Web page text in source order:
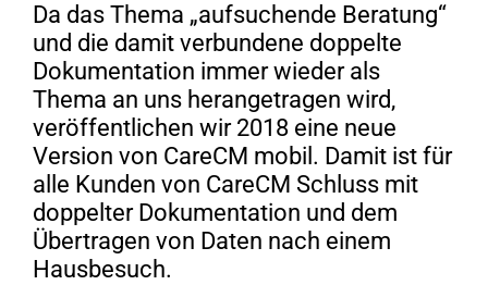
Da das Thema „aufsuchende Beratung“
und die damit verbundene doppelte
Dokumentation immer wieder als
Thema an uns herangetragen wird,
veröffentlichen wir 2018 eine neue
Version von CareCM mobil. Damit ist für
alle Kunden von CareCM Schluss mit
doppelter Dokumentation und dem
Übertragen von Daten nach einem
Hausbesuch.